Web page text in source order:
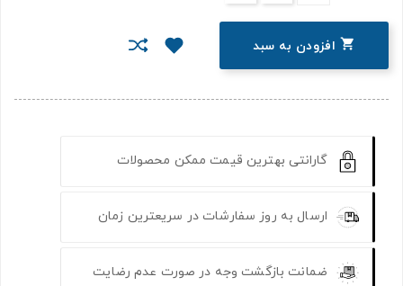
 افزودن به سبد
گارانتی بهترین قیمت ممکن محصولات
ارسال به روز سفارشات در سریعترین زمان
ضمانت بازگشت وجه در صورت عدم رضایت